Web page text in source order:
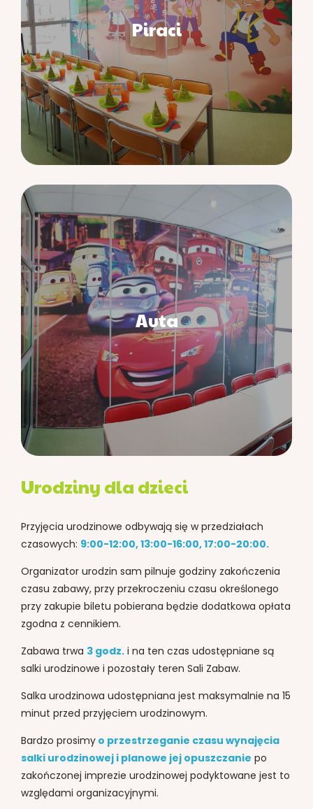
Piraci
Auta
Urodziny dla dzieci
Przyjęcia urodzinowe odbywają się w przedziałach
czasowych: 9:00-12:00, 13:00-16:00, 17:00-20:00.
Organizator urodzin sam pilnuje godziny zakończenia
czasu zabawy, przy przekroczeniu czasu określonego
przy zakupie biletu pobierana będzie dodatkowa opłata
zgodna z cennikiem.
Zabawa trwa 3 godz. i na ten czas udostępniane są
salki urodzinowe i pozostały teren Sali Zabaw.
Salka urodzinowa udostępniana jest maksymalnie na 15
minut przed przyjęciem urodzinowym.
Bardzo prosimy o przestrzeganie czasu wynajęcia
salki urodzinowej i planowe jej opuszczanie po
zakończonej imprezie urodzinowej podyktowane jest to
względami organizacyjnymi.